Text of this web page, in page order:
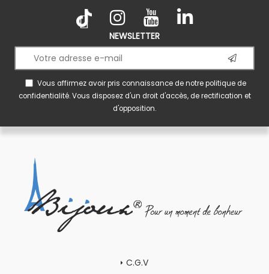
NEWSLETTER
Vous affirmez avoir pris connaissance de notrepolitique de
confidentialité. Vous disposez d'un droit d'accès, de rectification et
d'opposition.
C.G.V